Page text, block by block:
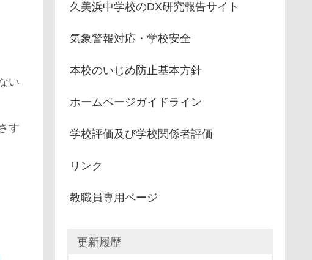
い
す
久美浜中学校のDX研究報告サイト
気象警報対応・学校安全
本校のいじめ防止基本方針
ホームページガイドライン
学校評価及び学校関係者評価
リンク
教職員専用ページ
更新履歴